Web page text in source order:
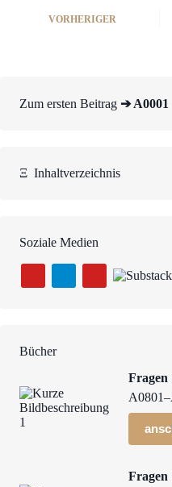
VORHERIGER
Zum ersten Beitrag ➔ A0001
Ξ Inhaltverzeichnis
Soziale Medien
Bücher